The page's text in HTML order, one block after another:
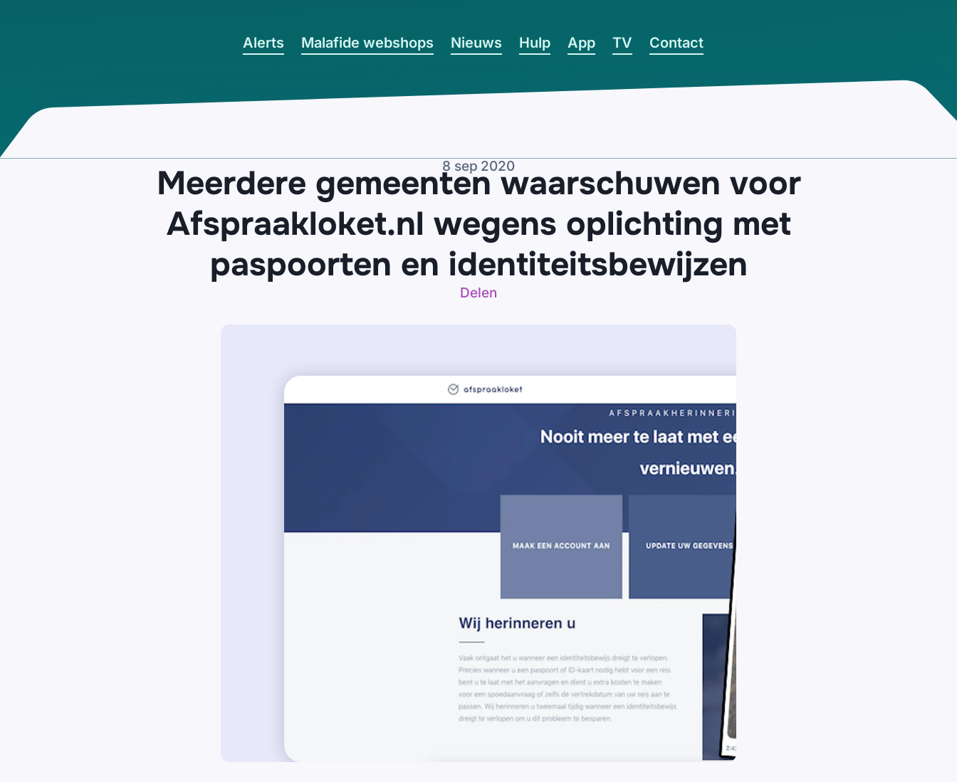
Alerts Malafide webshops Nieuws Hulp App TV Contact
8 sep 2020
Meerdere gemeenten waarschuwen voor
Afspraakloket.nl wegens oplichting met
paspoorten en identiteitsbewijzen
Delen